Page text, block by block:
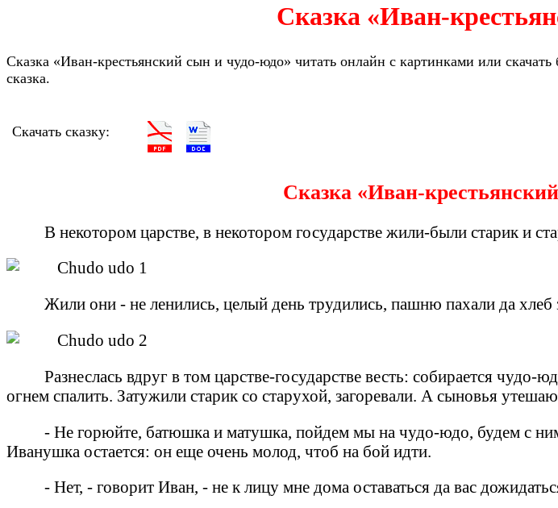
Сказка «Иван-
Сказка «Иван-крестьянский сын и чудо-юдо» читать онлайн с картинками или
сказка.
Скачать сказку:
Сказка «Иван-
В некотором царстве, в некотором государстве жили-были старик и
Жили они - не ленились, целый день трудились, пашню пахали да хлеб
Разнеслась вдруг в том царстве-государстве весть: собирается
огнем спалить. Затужили старик со старухой, загоревали. А сыновья
- Не горюйте, батюшка и матушка, пойдем мы на чудо-юдо, будем с
Иванушка остается: он еще очень молод, чтоб на бой идти.
- Нет, - говорит Иван, - не к лицу мне дома оставаться да вас